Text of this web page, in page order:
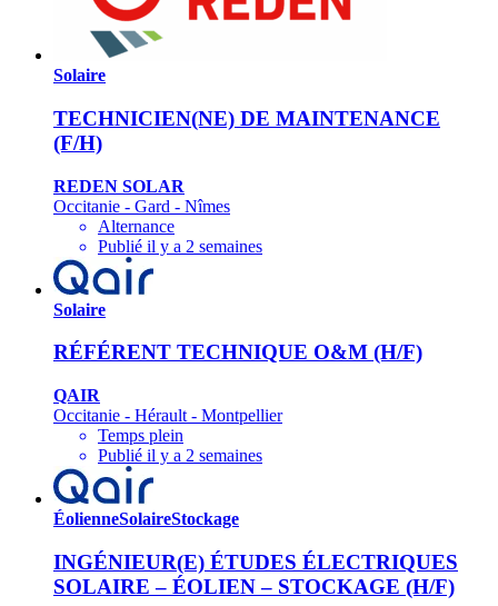
Solaire
TECHNICIEN(NE) DE MAINTENANCE
(F/H)
REDEN SOLAR
Occitanie - Gard - Nîmes
Alternance
Publié il y a 2 semaines
Solaire
RÉFÉRENT TECHNIQUE O&M (H/F)
QAIR
Occitanie - Hérault - Montpellier
Temps plein
Publié il y a 2 semaines
ÉolienneSolaireStockage
INGÉNIEUR(E) ÉTUDES ÉLECTRIQUES
SOLAIRE – ÉOLIEN – STOCKAGE (H/F)